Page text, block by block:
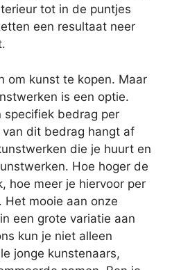
tot in de puntjes
een resultaat neer
om kunst te kopen. Maar
is een optie.
specifiek bedrag per
dit bedrag hangt af
die je huurt en
Hoe hoger de
hoe meer je hiervoor per
mooie aan onze
een grote variatie aan
kun je niet alleen
jonge kunstenaars,